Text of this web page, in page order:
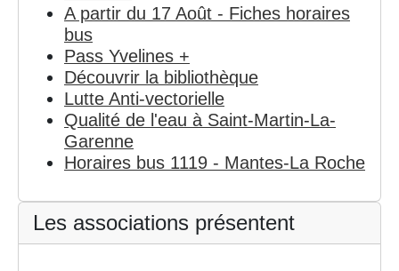
A partir du 17 Août - Fiches horaires
bus
Pass Yvelines +
Découvrir la bibliothèque
Lutte Anti-vectorielle
Qualité de l'eau à Saint-Martin-La-
Garenne
Horaires bus 1119 - Mantes-La Roche
Les associations présentent